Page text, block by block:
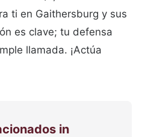
ti en Gaithersburg y sus
es clave; tu defensa
llamada. ¡Actúa
in